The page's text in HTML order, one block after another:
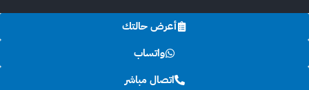
أعرض حالتك
واتساب
اتصال مباشر